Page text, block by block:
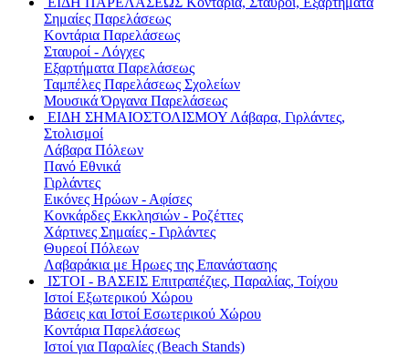
Σημαίες Παρελάσεως
Κοντάρια Παρελάσεως
Σταυροί - Λόγχες
Εξαρτήματα Παρελάσεως
Ταμπέλες Παρελάσεως Σχολείων
Μουσικά Όργανα Παρελάσεως
ΕΙΔΗ ΣΗΜΑΙΟΣΤΟΛΙΣΜΟΥ Λάβαρα, Γιρλάντες,
Στολισμοί
Λάβαρα Πόλεων
Πανό Εθνικά
Γιρλάντες
Εικόνες Ηρώων - Αφίσες
Κονκάρδες Εκκλησιών - Ροζέττες
Χάρτινες Σημαίες - Γιρλάντες
Θυρεοί Πόλεων
Λαβαράκια με Ηρωες της Επανάστασης
ΙΣΤΟΙ - ΒΑΣΕΙΣ Επιτραπέζιες, Παραλίας, Τοίχου
Ιστοί Εξωτερικού Χώρου
Βάσεις και Ιστοί Εσωτερικού Χώρου
Κοντάρια Παρελάσεως
Ιστοί για Παραλίες (Beach Stands)